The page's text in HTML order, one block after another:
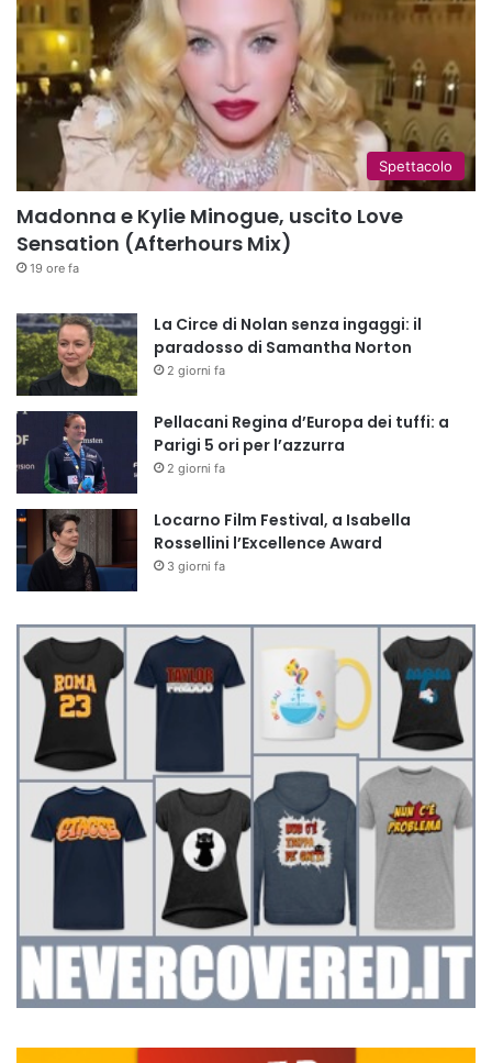
Spettacolo
Madonna e Kylie Minogue, uscito Love
Sensation (Afterhours Mix)
19 ore fa
La Circe di Nolan senza ingaggi: il
paradosso di Samantha Norton
2 giorni fa
Pellacani Regina d’Europa dei tuffi: a
Parigi 5 ori per l’azzurra
2 giorni fa
Locarno Film Festival, a Isabella
Rossellini l’Excellence Award
3 giorni fa